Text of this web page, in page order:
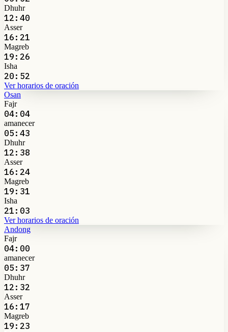
Dhuhr
12:40
Asser
16:21
Magreb
19:26
Isha
20:52
Ver horarios de oración
Osan
Fajr
04:04
amanecer
05:43
Dhuhr
12:38
Asser
16:24
Magreb
19:31
Isha
21:03
Ver horarios de oración
Andong
Fajr
04:00
amanecer
05:37
Dhuhr
12:32
Asser
16:17
Magreb
19:23